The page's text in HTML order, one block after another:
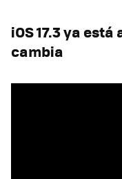
iOS 17.3 ya
cambia